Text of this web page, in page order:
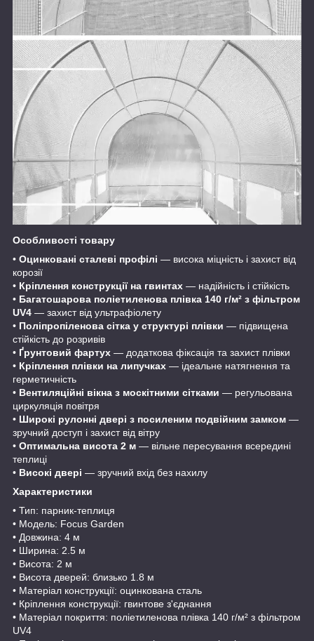
Особливості товару
• Оцинковані сталеві профілі — висока міцність і захист від
корозії
• Кріплення конструкції на гвинтах — надійність і стійкість
• Багатошарова поліетиленова плівка 140 г/м² з фільтром
UV4 — захист від ультрафіолету
• Поліпропіленова сітка у структурі плівки — підвищена
стійкість до розривів
• Ґрунтовий фартух — додаткова фіксація та захист плівки
• Кріплення плівки на липучках — ідеальне натягнення та
герметичність
• Вентиляційні вікна з москітними сітками — регульована
циркуляція повітря
• Широкі рулонні двері з посиленим подвійним замком —
зручний доступ і захист від вітру
• Оптимальна висота 2 м — вільне пересування всередині
теплиці
• Високі двері — зручний вхід без нахилу
Характеристики
• Тип: парник-теплиця
• Модель: Focus Garden
• Довжина: 4 м
• Ширина: 2.5 м
• Висота: 2 м
• Висота дверей: близько 1.8 м
• Матеріал конструкції: оцинкована сталь
• Кріплення конструкції: гвинтове з'єднання
• Матеріал покриття: поліетиленова плівка 140 г/м² з фільтром
UV4